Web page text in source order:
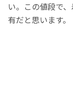
い。この値段で
有だと思います。